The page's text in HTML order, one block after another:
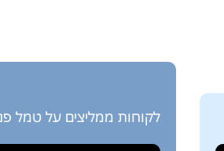
לקוחות ממליצים על טמל